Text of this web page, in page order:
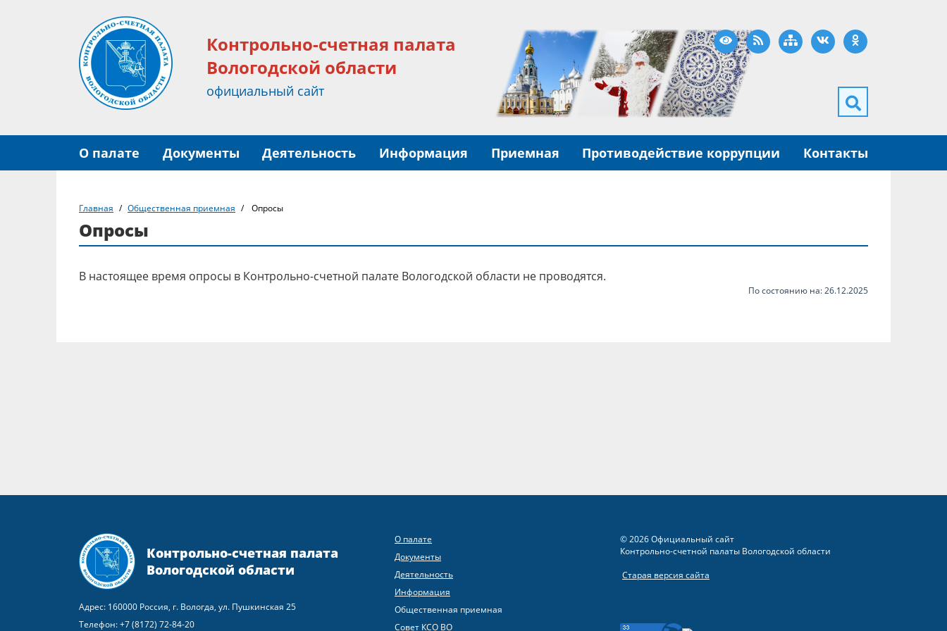
Контрольно-счетная палата
Вологодской области
официальный сайт
Версия для слабовидящих
RSS Карта сайта
ВКонтактеОдноклассники
О палате Документы Деятельность Информация Приемная Противодействие коррупции Контакты
Главная Общественная приемная Опросы
Опросы
В настоящее время опросы в Контрольно-счетной палате Вологодской области не проводятся.
По состоянию на: 26.12.2025
Контрольно-счетная палата
Вологодской области
Адрес: 160000 Россия, г. Вологда, ул. Пушкинская 25
Телефон:+7 (8172) 72-84-20
О палате
Документы
Деятельность
Информация
Общественная приемная
Совет КСО ВО
© 2026 Официальный сайт
Контрольно-счетной палаты Вологодской области
Старая версия сайта